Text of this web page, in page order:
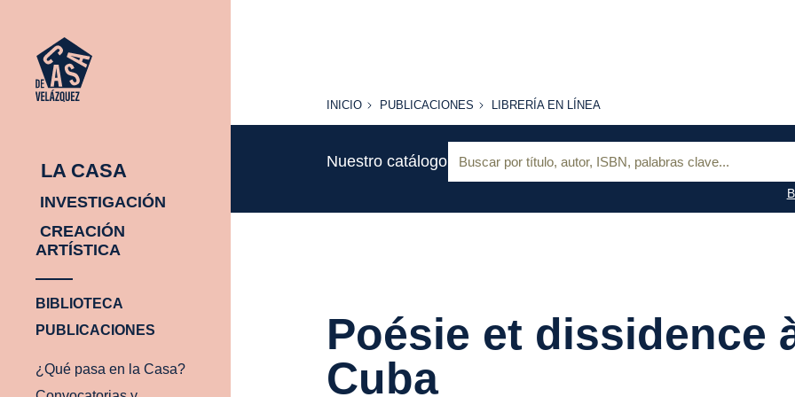
LA CASA
INVESTIGACIÓN
CREACIÓN
ARTÍSTICA
BIBLIOTECA
PUBLICACIONES
¿Qué pasa en la Casa?
INICIO
INICIO PUBLICACIONES
PUBLICACIONES
LIBRERÍA
LÍNEA
LIBRERÍA EN LÍNEA
Nuestro catálogo
Poésie et dissidence
Cuba